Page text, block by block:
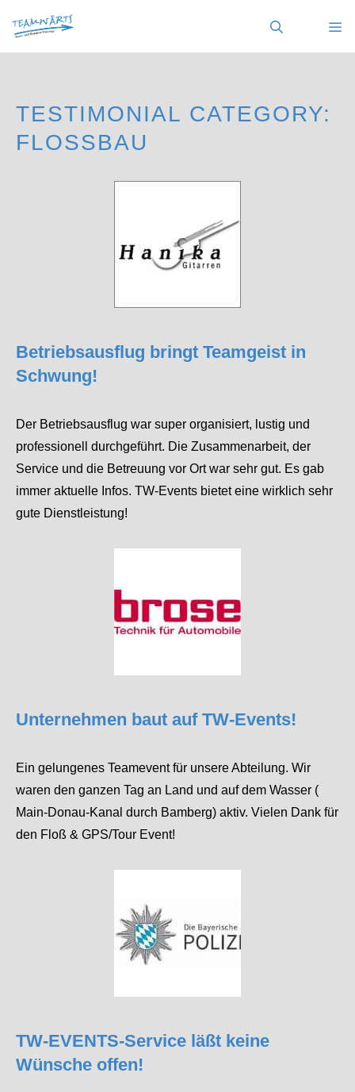
Inhalt
springen
TESTIMONIAL CATEGORY:
FLOSSBAU
Betriebsausflug bringt Teamgeist in
Schwung!
Der Betriebsausflug war super organisiert, lustig und
professionell durchgeführt. Die Zusammenarbeit, der
Service und die Betreuung vor Ort war sehr gut. Es gab
immer aktuelle Infos. TW-Events bietet eine wirklich sehr
gute Dienstleistung!
Unternehmen baut auf TW-Events!
Ein gelungenes Teamevent für unsere Abteilung. Wir
waren den ganzen Tag an Land und auf dem Wasser (
Main-Donau-Kanal durch Bamberg) aktiv. Vielen Dank für
den Floß & GPS/Tour Event!
TW-EVENTS-Service läßt keine
Wünsche offen!